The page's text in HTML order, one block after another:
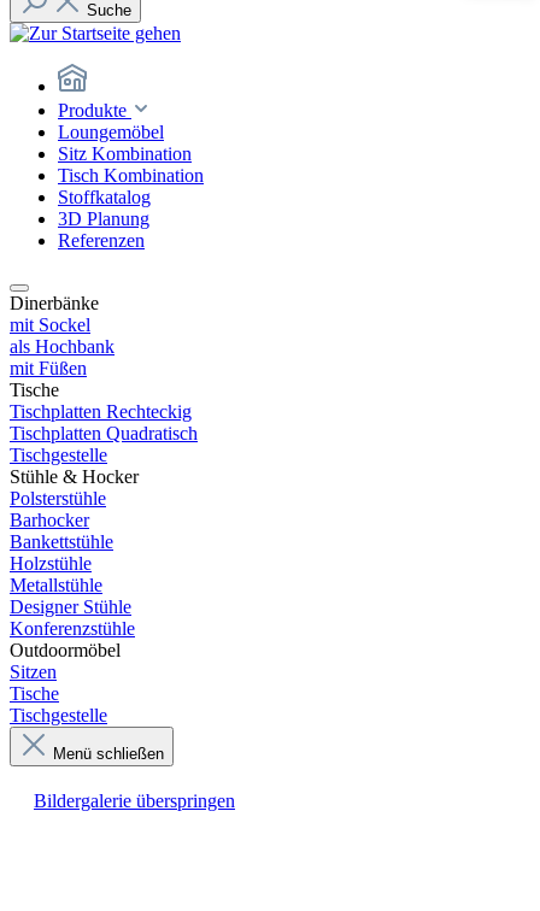
Suche
Produkte
Loungemöbel
Sitz Kombination
Tisch Kombination
Stoffkatalog
3D Planung
Referenzen
Dinerbänke
mit Sockel
als Hochbank
mit Füßen
Tische
Tischplatten Rechteckig
Tischplatten Quadratisch
Tischgestelle
Stühle & Hocker
Polsterstühle
Barhocker
Bankettstühle
Holzstühle
Metallstühle
Designer Stühle
Konferenzstühle
Outdoormöbel
Sitzen
Tische
Tischgestelle
Menü schließen
Bildergalerie überspringen